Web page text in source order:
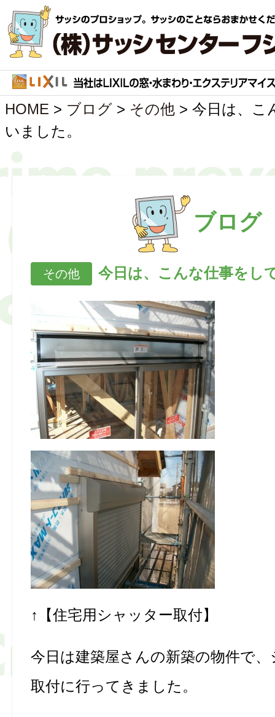
HOME > ブログ > その他 > 今日は、こ
いました。
ブログ
その他 今日は、こんな仕事をし
↑【住宅用シャッター取付】
今日は建築屋さんの新築の物件で
取付に行ってきました。